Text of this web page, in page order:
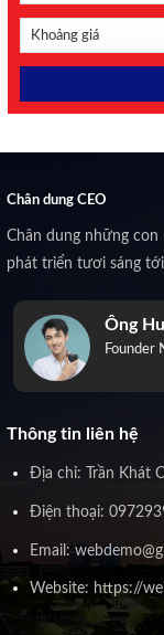
Chân dung CEO
Chân dung những
phát triển tươi sáng
Ông
Founder
Thông tin liên hệ
Địa chỉ: Trần Khát
Điện thoại:
Email:
Website: https://